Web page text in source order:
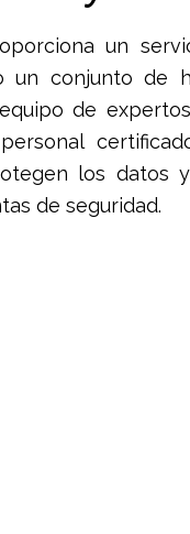
Ciberseguridad & IA
Proficio
un conjunto de
de
los datos
de seguridad.